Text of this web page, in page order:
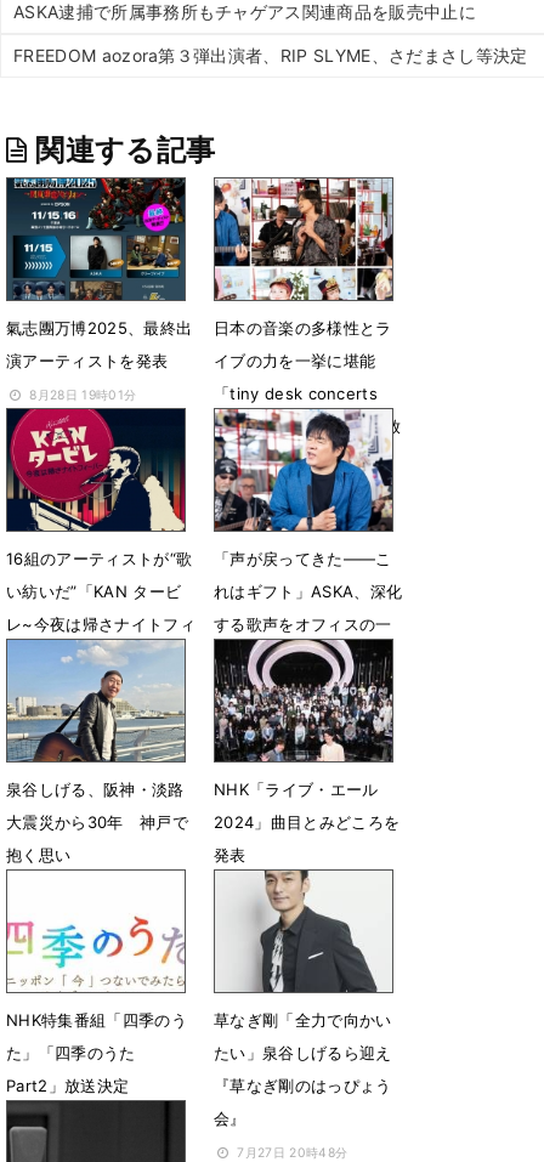
ASKA逮捕で所属事務所もチャゲアス関連商品を販売中止に
FREEDOM aozora第３弾出演者、RIP SLYME、さだまさし等決定
関連する記事
氣志團万博2025、最終出
演アーティストを発表
8月28日 19時01分
日本の音楽の多様性とラ
イブの力を一挙に堪能
「tiny desk concerts
JAPAN セレクション」放
送決定
7月23日 17時25分
16組のアーティストが“歌
い紡いだ”「KAN タービ
レ~今夜は帰さナイトフィ
ーバー~」ライブBlu-ray
4月23日 12時12分
「声が戻ってきた――こ
れはギフト」ASKA、深化
する歌声をオフィスの一
角から世界へ
4月22日 17時30分
泉谷しげる、阪神・淡路
大震災から30年 神戸で
抱く思い
NHK「ライブ・エール
2024」曲目とみどころを
発表
5月1日 23時53分
NHK特集番組「四季のう
た」「四季のうた
Part2」放送決定
2月17日 23時08分
草なぎ剛「全力で向かい
たい」泉谷しげるら迎え
『草なぎ剛のはっぴょう
会』
7月27日 20時48分